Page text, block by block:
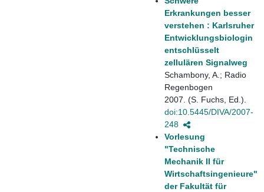
Erkrankungen besser
verstehen : Karlsruher
Entwicklungsbiologin
entschlüsselt
zellulären Signalweg
Schambony, A.; Radio
Regenbogen
2007. (S. Fuchs, Ed.).
doi:10.5445/DIVA/2007-
248
Vorlesung
"Technische
Mechanik II für
Wirtschaftsingenieure"
der Fakultät für